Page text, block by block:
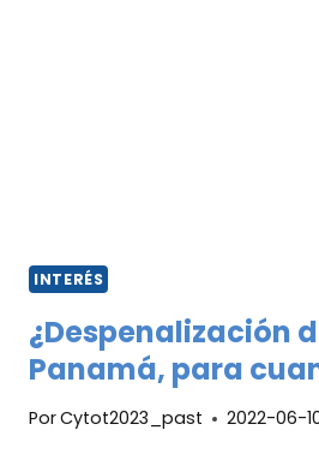
INTERÉS
¿Despenalización
Panamá, para
PorCytot2023_past 2022-06-